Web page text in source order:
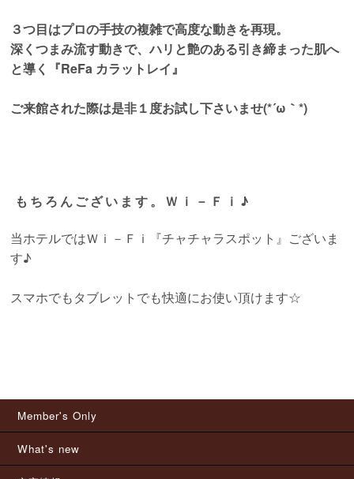
３つ目はプロの手技の複雑で高度な動きを再現。
深くつまみ流す動きで、ハリと艶のある引き締まった肌へ
と導く『ReFa カラットレイ』
ご来館された際は是非１度お試し下さいませ(*´ω｀*)
もちろんございます。Ｗｉ－Ｆｉ♪
当ホテルではＷｉ－Ｆｉ『チャチャラスポット』ございま
す♪
スマホでもタブレットでも快適にお使い頂けます☆
Member's Only
What's new